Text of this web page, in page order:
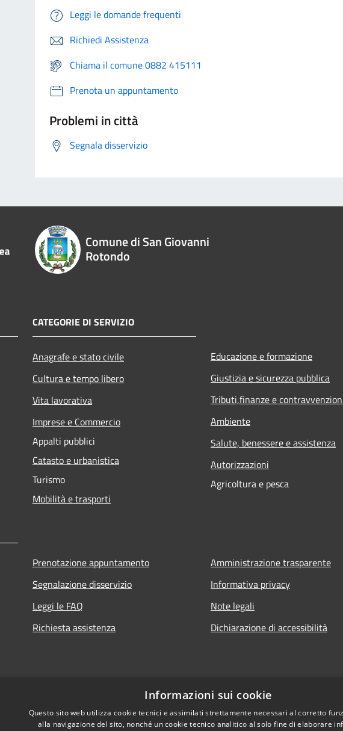
Leggi le domande frequenti
Richiedi Assistenza
Chiama il comune 0882 415111
Prenota un appuntamento
Problemi in città
Segnala disservizio
Comune di San Giovanni
Rotondo
CATEGORIE DI SERVIZIO
Anagrafe e stato civile
Cultura e tempo libero
Vita lavorativa
Imprese e Commercio
Appalti pubblici
Catasto e urbanistica
Turismo
Mobilità e trasporti
Educazione e formazione
Giustizia e sicurezza pubblica
Tributi,finanze e
Ambiente
Salute, benessere e assistenza
Autorizzazioni
Agricoltura e pesca
Prenotazione appuntamento
Segnalazione disservizio
Leggi le FAQ
Richiesta assistenza
Amministrazione trasparente
Informativa privacy
Note legali
Dichiarazione di accessibilità
Informazioni sui cookie
Questo sito web utilizza cookie tecnici e assimilati strettamente necessari al corretto
alla navigazione del sito, nonché un cookie tecnico analitico al solo fine di elaborare